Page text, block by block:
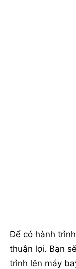
Để có hành
thuận lợi. Bạn
trình lên máy